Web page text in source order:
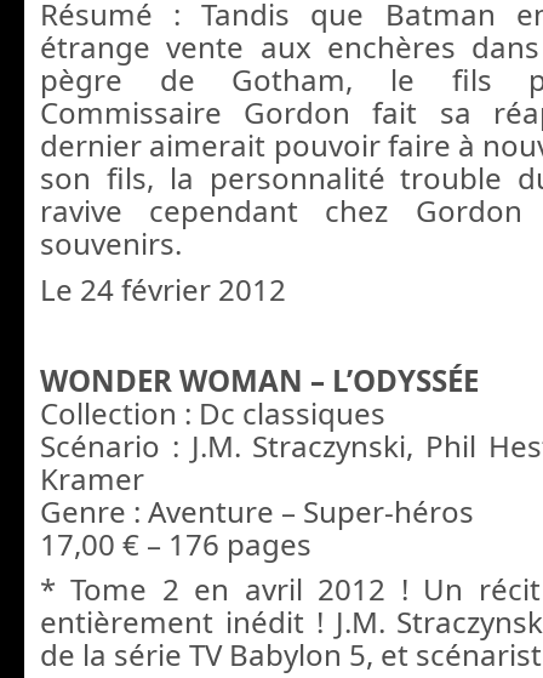
Résumé : Tandis que Batman
étrange vente aux enchères
pègre de Gotham, le fils
Commissaire Gordon fait sa
dernier aimerait pouvoir faire à
son fils, la personnalité trouble
ravive cependant chez
souvenirs.
Le 24 février 2012
WONDER WOMAN – L’ODYSSÉE
Collection : Dc classiques
Scénario : J.M. Straczynski, Phil
Kramer
Genre : Aventure – Super-héros
17,00 € – 176 pages
* Tome 2 en avril 2012 ! Un
entièrement inédit ! J.M.
de la série TV Babylon 5, et